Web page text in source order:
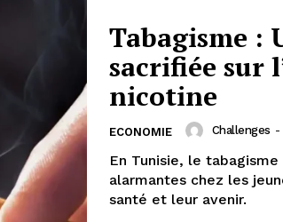
Tabagisme :
sacrifiée sur
nicotine
ECONOMIE Challenges -
En Tunisie, le
alarmantes chez les
santé et leur avenir.